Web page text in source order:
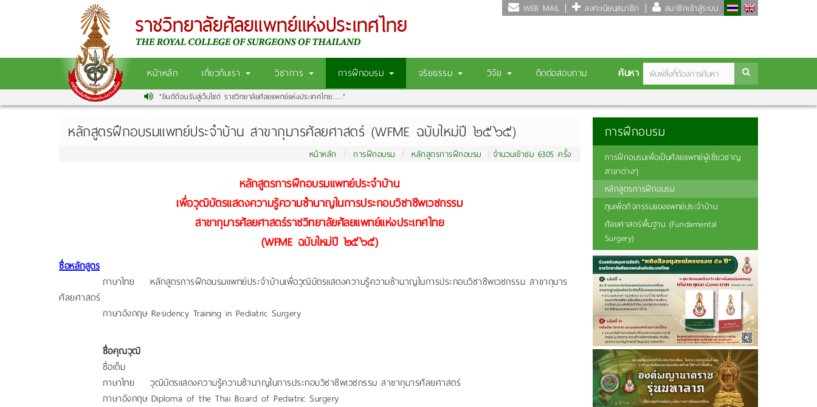
WEB MAIL ลงทะเบียนสมาชิก สมาชิกเข้าสู่ระบบ
หน้าหลัก เกี่ยวกับเรา วิชาการ การฝึกอบรม จริยธรรม วิจัย ติดต่อสอบถาม ค้นหา
"ยินดีต้อนรับสู่เว็บไซต์ ราชวิทยาลัยศัลยแพทย์แห่งประเทศไทย......."
หลักสูตรฝึกอบรมแพทย์ประจำบ้าน สาขากุมารศัลยศาสตร์ (WFME ฉบับใหม่ปี ๒๕๖๕)
หน้าหลัก การฝึกอบรม หลักสูตรการฝึกอบรม จำนวนเข้าชม 6305 ครั้ง
หลักสูตรการฝึกอบรมแพทย์ประจำบ้าน
เพื่อวุฒิบัตรแสดงความรู้ความชำนาญในการประกอบวิชาชีพเวชกรรม
สาขากุมารศัลยศาสตร์ราชวิทยาลัยศัลยแพทย์แห่งประเทศไทย
(WFME ฉบับใหม่ปี ๒๕๖๕)
ชื่อหลักสูตร
ภาษาไทย หลักสูตรการฝึกอบรมแพทย์ประจำบ้านเพื่อวุฒิบัตรแสดงความรู้ความชำนาญในการประกอบวิชาชีพเวชกรรม สาขากุมาร
ศัลยศาสตร์
ภาษาอังกฤษ Residency Training in Pediatric Surgery
ชื่อคุณวุฒิ
ชื่อเต็ม
ภาษาไทย วุฒิบัตรแสดงความรู้ความชำนาญในการประกอบวิชาชีพเวชกรรม สาขากุมารศัลยศาสตร์
ภาษาอังกฤษ Diploma of the Thai Board of Pediatric Surgery
การฝึกอบรม
การฝึกอบรมเพื่อเป็นศัลยแพทย์ผู้เชี่ยวชาญ
สาขาต่างๆ
หลักสูตรการฝึกอบรม
ทุนเพื่อกิจกรรมของแพทย์ประจำบ้าน
ศัลยศาสตร์พื้นฐาน (Fundamental
Surgery)